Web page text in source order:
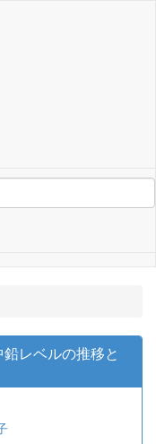
レベルの推移と